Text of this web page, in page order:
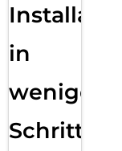
Installation
in
wenigen
Schritten